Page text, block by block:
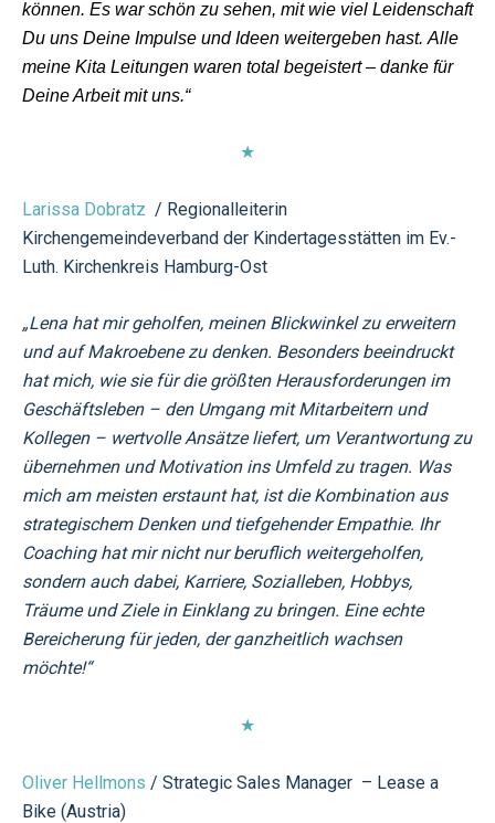
können. Es war schön zu sehen, mit wie viel Leidenschaft
Du uns Deine Impulse und Ideen weitergeben hast. Alle
meine Kita Leitungen waren total begeistert – danke für
Deine Arbeit mit uns.“
★
Larissa Dobratz / Regionalleiterin
Kirchengemeindeverband der Kindertagesstätten im Ev.-
Luth. Kirchenkreis Hamburg-Ost
„Lena hat mir geholfen, meinen Blickwinkel zu erweitern
und auf Makroebene zu denken. Besonders beeindruckt
hat mich, wie sie für die größten Herausforderungen im
Geschäftsleben – den Umgang mit Mitarbeitern und
Kollegen – wertvolle Ansätze liefert, um Verantwortung zu
übernehmen und Motivation ins Umfeld zu tragen. Was
mich am meisten erstaunt hat, ist die Kombination aus
strategischem Denken und tiefgehender Empathie. Ihr
Coaching hat mir nicht nur beruflich weitergeholfen,
sondern auch dabei, Karriere, Sozialleben, Hobbys,
Träume und Ziele in Einklang zu bringen. Eine echte
Bereicherung für jeden, der ganzheitlich wachsen
möchte!“
★
Oliver Hellmons / Strategic Sales Manager – Lease a
Bike (Austria)